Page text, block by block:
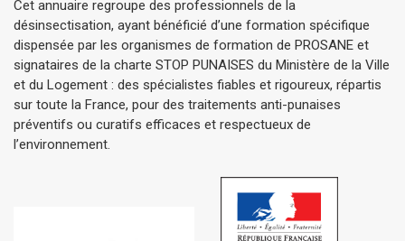
Cet annuaire regroupe des professionnels de la
désinsectisation, ayant bénéficié d’une formation spécifique
dispensée par les organismes de formation de PROSANE et
signataires de la charte STOP PUNAISES du Ministère de la Ville
et du Logement : des spécialistes fiables et rigoureux, répartis
sur toute la France, pour des traitements anti-punaises
préventifs ou curatifs efficaces et respectueux de
l’environnement.